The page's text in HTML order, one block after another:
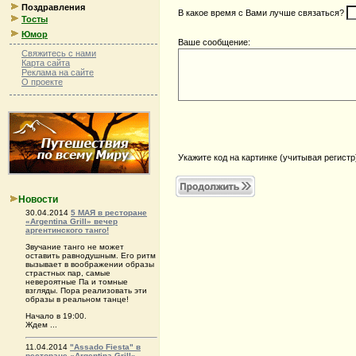
Поздравления
Тосты
Юмор
Свяжитесь с нами
Карта сайта
Реклама на сайте
О проекте
Новости
30.04.2014 5 МАЯ в ресторане
«Argentina Grill» вечер
аргентинского танго!
Звучание танго не может
оставить равнодушным. Его ритм
вызывает в воображении образы
страстных пар, самые
невероятные Па и томные
взгляды. Пора реализовать эти
образы в реальном танце!
Начало в 19:00.
Ждем ...
11.04.2014 "Аssado Fiesta" в
В какое время с Вами лучше связаться?
Ваше сообщение:
Укажите код на картинке (учитывая